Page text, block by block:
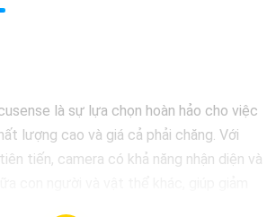
là sự lựa chọn hoàn hảo cho việc
lượng cao và giá cả phải chăng. Với
tiến, camera có khả năng nhận diện và